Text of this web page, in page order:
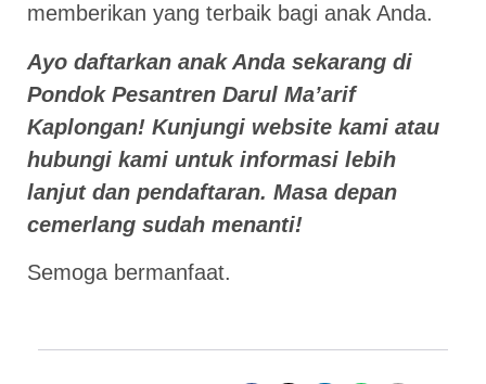
memberikan yang terbaik bagi anak Anda.
Ayo daftarkan anak Anda sekarang di
Pondok Pesantren Darul Ma’arif
Kaplongan! Kunjungi website kami atau
hubungi kami untuk informasi lebih
lanjut dan pendaftaran. Masa depan
cemerlang sudah menanti!
Semoga bermanfaat.